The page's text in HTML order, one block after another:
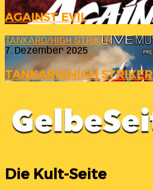
AGAINST EVIL
TANKARD/HIGH STRIKER
7. Dezember 2025
TANKARD/HIGH STRIKER
Die Kult-Seite